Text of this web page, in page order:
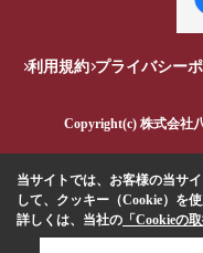
利用規約 プライバシー
Copyright(c) 株式会社
当サイトでは、お客様の当サ
して、クッキー（Cookie）を使
詳しくは、当社の 「Cookieの